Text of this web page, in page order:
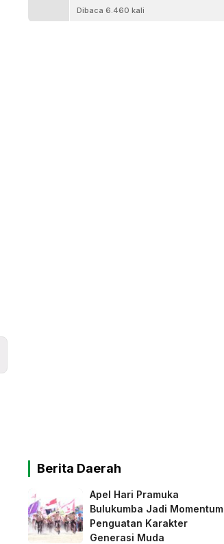
Dibaca 6.460 kali
Berita Daerah
Apel Hari Pramuka
Bulukumba Jadi Momentum
Penguatan Karakter
Generasi Muda